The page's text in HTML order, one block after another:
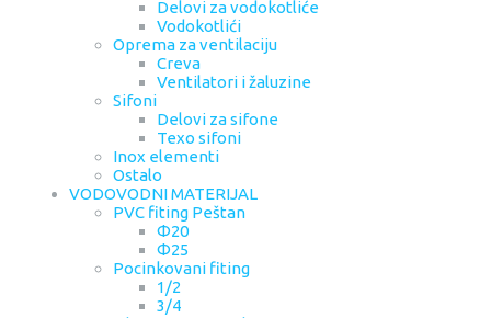
Delovi za vodokotliće
Vodokotlići
Oprema za ventilaciju
Creva
Ventilatori i žaluzine
Sifoni
Delovi za sifone
Texo sifoni
Inox elementi
Ostalo
VODOVODNI MATERIJAL
PVC fiting Peštan
Φ20
Φ25
Pocinkovani fiting
1/2
3/4